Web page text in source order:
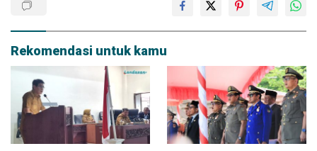
Rekomendasi untuk kamu